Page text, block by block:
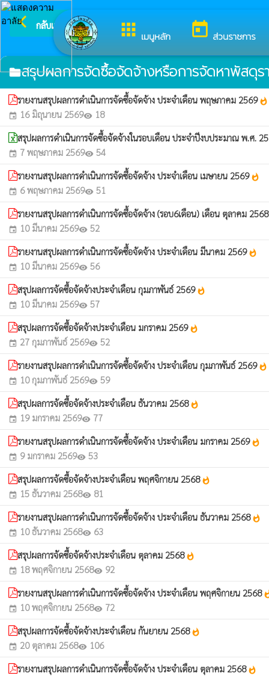
apps เมนูหลัก today ส่วนราชการ
arrow_back_ios กลับเมนูหลัก
folderสรุปผลการจัดซื้อจัดจ้างหรือการจัดหาพัสดุร
รายงานสรุปผลการดำเนินการจัดซื้อจัดจ้าง ประจำเดือน พฤษภาคม 2569whatshot
event 16 มิถุนายน 2569visibility 18
สรุปผลการดำเนินการจัดซื้อจัดจ้างในรอบเดือน ประจำปีงบประมาณ พ.ศ.
event 7 พฤษภาคม 2569visibility 54
รายงานสรุปผลการดำเนินการจัดซื้อจัดจ้าง ประจำเดือน เมษายน 2569whatshot
event 6 พฤษภาคม 2569visibility 51
รายงานสรุปผลการดำเนินการจัดซื้อจัดจ้าง (รอบ6เดือน) เดือน ตุลาคม
event 10 มีนาคม 2569visibility 52
รายงานสรุปผลการดำเนินการจัดซื้อจัดจ้าง ประจำเดือน มีนาคม 2569whatshot
event 10 มีนาคม 2569visibility 56
สรุปผลการจัดซื้อจัดจ้างประจำเดือน กุมภาพันธ์ 2569whatshot
event 10 มีนาคม 2569visibility 57
สรุปผลการจัดซื้อจัดจ้างประจำเดือน มกราคม 2569whatshot
event 27 กุมภาพันธ์ 2569visibility 52
รายงานสรุปผลการดำเนินการจัดซื้อจัดจ้าง ประจำเดือน กุมภาพันธ์ 2569whatshot
event 10 กุมภาพันธ์ 2569visibility 59
สรุปผลการจัดซื้อจัดจ้างประจำเดือน ธันวาคม 2568whatshot
event 19 มกราคม 2569visibility 77
รายงานสรุปผลการดำเนินการจัดซื้อจัดจ้าง ประจำเดือน มกราคม 2569whatshot
event 9 มกราคม 2569visibility 53
สรุปผลการจัดซื้อจัดจ้างประจำเดือน พฤศจิกายน 2568whatshot
event 15 ธันวาคม 2568visibility 81
รายงานสรุปผลการดำเนินการจัดซื้อจัดจ้าง ประจำเดือน ธันวาคม 2568whatshot
event 10 ธันวาคม 2568visibility 63
สรุปผลการจัดซื้อจัดจ้างประจำเดือน ตุลาคม 2568whatshot
event 18 พฤศจิกายน 2568visibility 92
รายงานสรุปผลการดำเนินการจัดซื้อจัดจ้าง ประจำเดือน พฤศจิกายน 2568
event 10 พฤศจิกายน 2568visibility 72
สรุปผลการจัดซื้อจัดจ้างประจำเดือน กันยายน 2568whatshot
event 20 ตุลาคม 2568visibility 106
รายงานสรุปผลการดำเนินการจัดซื้อจัดจ้าง ประจำเดือน ตุลาคม 2568whatshot